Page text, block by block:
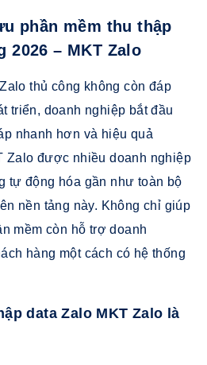
phần mềm thu thập
2026 – MKT Zalo
thủ công không còn đáp
triển, doanh nghiệp bắt đầu
nhanh hơn và hiệu quả
Zalo được nhiều doanh nghiệp
tự động hóa gần như toàn bộ
nền tảng này. Không chỉ giúp
mềm còn hỗ trợ doanh
hàng một cách có hệ thống
data Zalo MKT Zalo là